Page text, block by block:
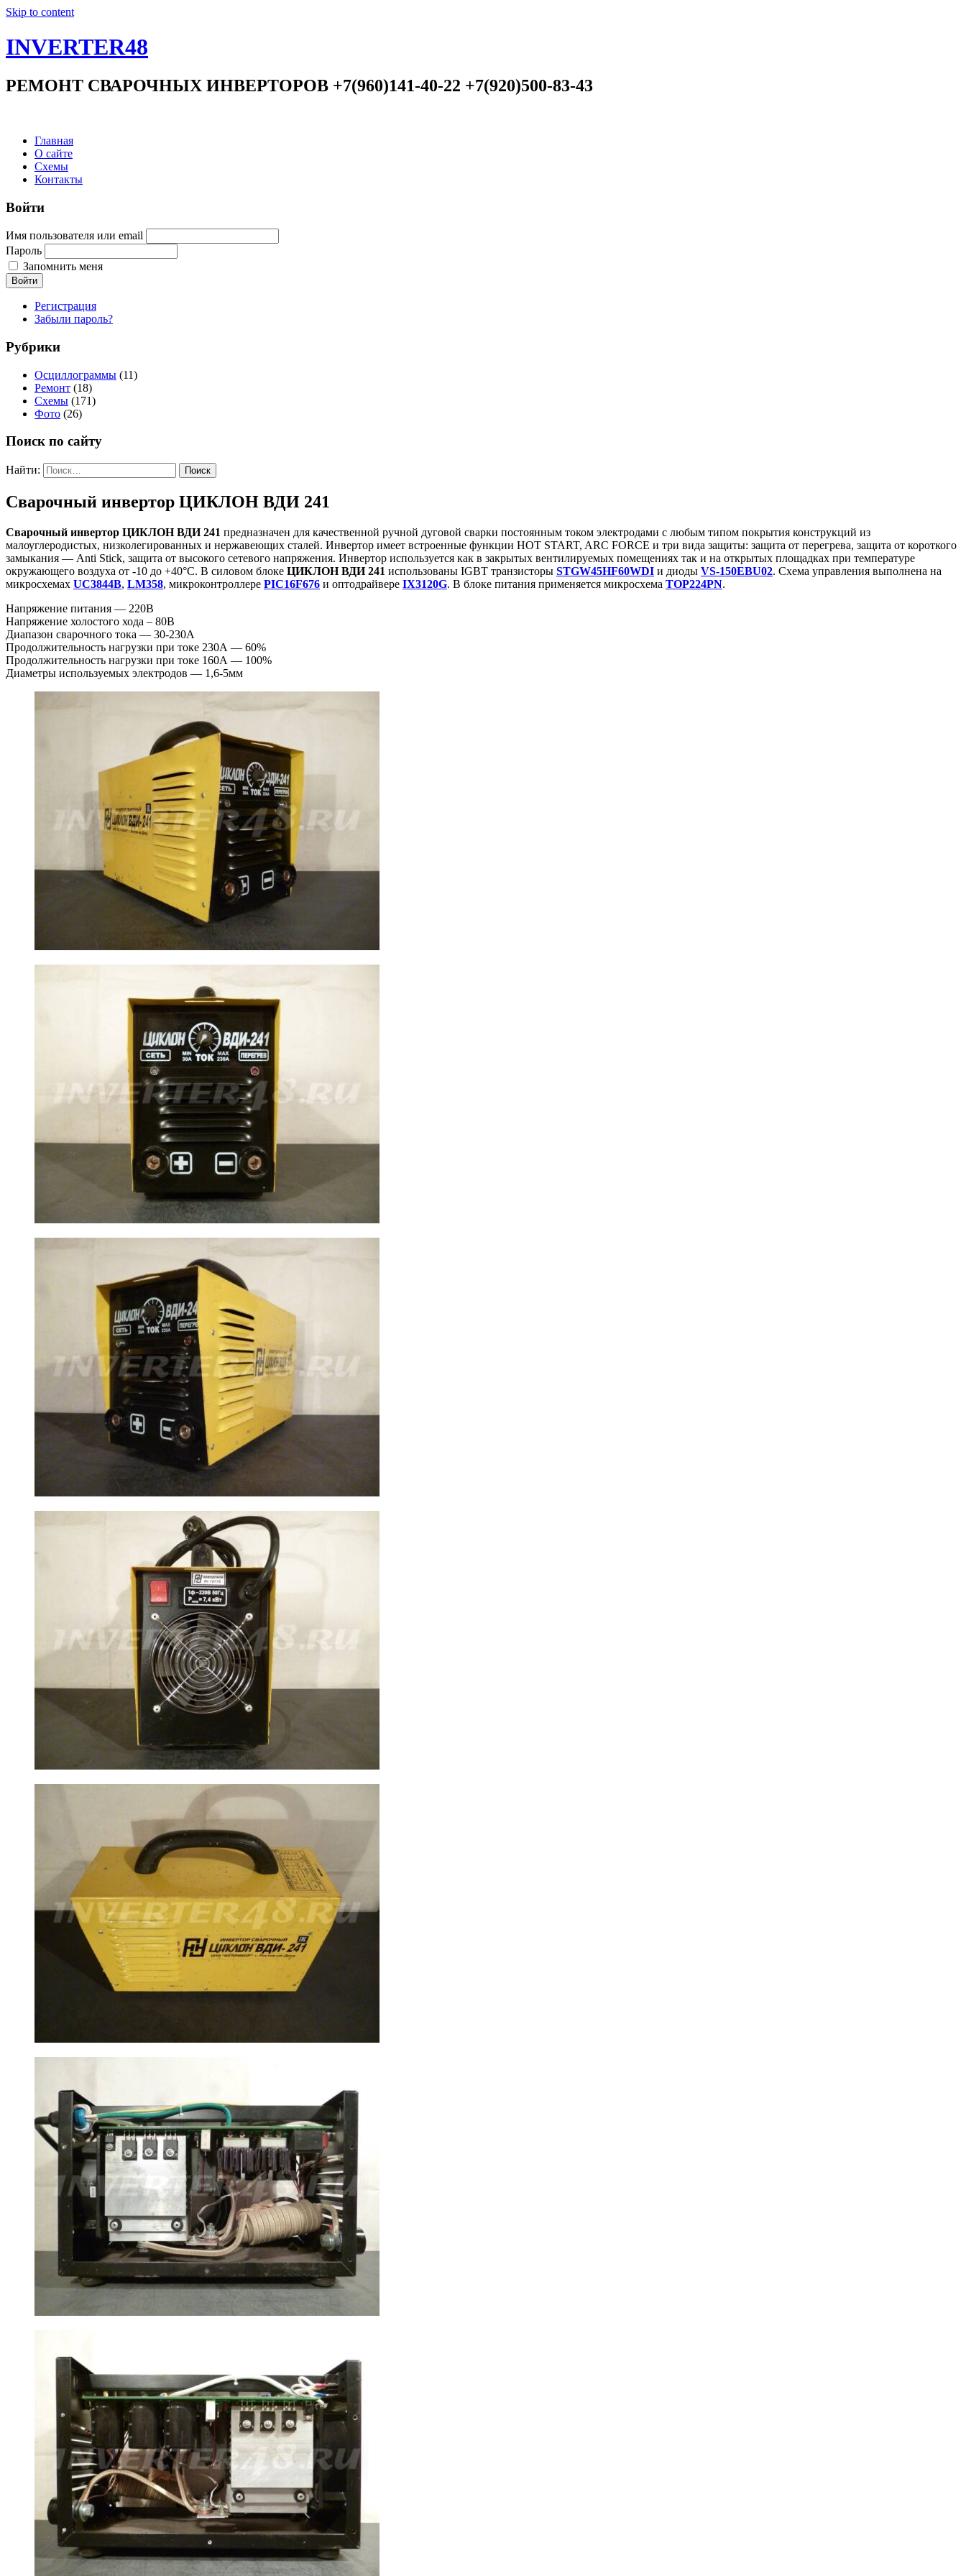
Skip to content
INVERTER48
РЕМОНТ СВАРОЧНЫХ ИНВЕРТОРОВ +7(960)141-40-22 +7(920)500-83-43
Главная
О сайте
Схемы
Контакты
Войти
Имя пользователя или email
Пароль
Запомнить меня
Войти
Регистрация
Забыли пароль?
Рубрики
Осциллограммы (11)
Ремонт (18)
Схемы (171)
Фото (26)
Поиск по сайту
Найти:
Сварочный инвертор ЦИКЛОН ВДИ 241
Сварочный инвертор ЦИКЛОН ВДИ 241 предназначен для качественной ручной дуговой сварки постоянным током электродами с любым типом покрытия конструкций из
малоуглеродистых, низколегированных и нержавеющих сталей. Инвертор имеет встроенные функции HOT START, ARC FORCE и три вида защиты: защита от перегрева, защита от короткого
замыкания — Anti Stick, защита от высокого сетевого напряжения. Инвертор используется как в закрытых вентилируемых помещениях так и на открытых площадках при температуре
окружающего воздуха от -10 до +40°C. В силовом блоке ЦИКЛОН ВДИ 241 использованы IGBT транзисторы STGW45HF60WDI и диоды VS-150EBU02. Схема управления выполнена на
микросхемах UC3844B, LM358, микроконтроллере PIC16F676 и оптодрайвере IX3120G. В блоке питания применяется микросхема TOP224PN.
Напряжение питания — 220В
Напряжение холостого хода – 80В
Диапазон сварочного тока — 30-230А
Продолжительность нагрузки при токе 230А — 60%
Продолжительность нагрузки при токе 160А — 100%
Диаметры используемых электродов — 1,6-5мм